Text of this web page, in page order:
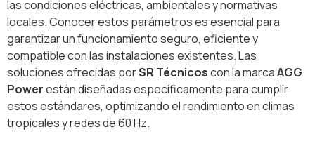
las condiciones eléctricas, ambientales y normativas
locales. Conocer estos parámetros es esencial para
garantizar un funcionamiento seguro, eficiente y
compatible con las instalaciones existentes. Las
soluciones ofrecidas porSR Técnicoscon la marcaAGG
Powerestán diseñadas específicamente para cumplir
estos estándares, optimizando el rendimiento en climas
tropicales y redes de 60 Hz.